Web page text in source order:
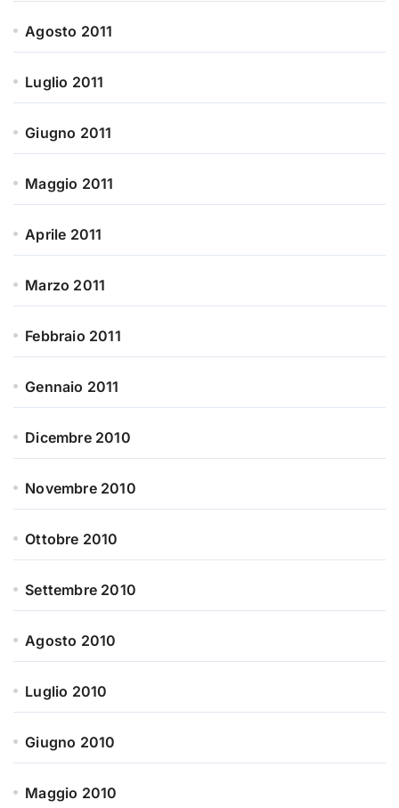
Agosto 2011
Luglio 2011
Giugno 2011
Maggio 2011
Aprile 2011
Marzo 2011
Febbraio 2011
Gennaio 2011
Dicembre 2010
Novembre 2010
Ottobre 2010
Settembre 2010
Agosto 2010
Luglio 2010
Giugno 2010
Maggio 2010